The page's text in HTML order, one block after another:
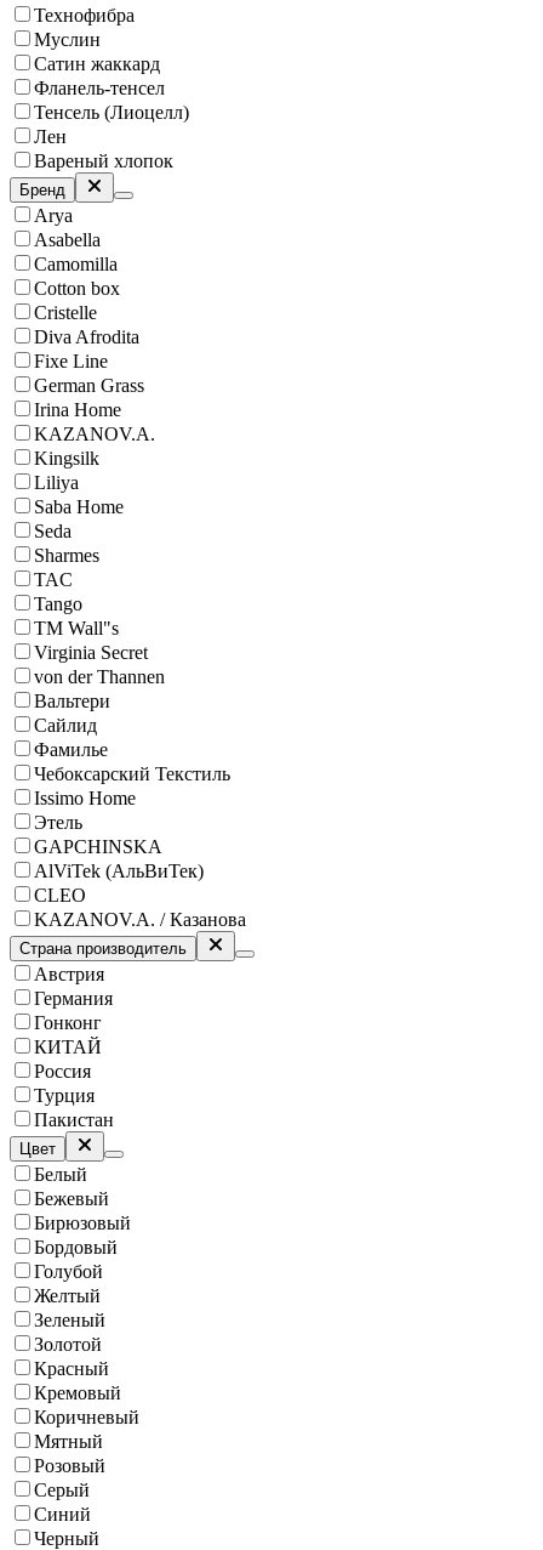
Технофибра
Муслин
Сатин жаккард
Фланель-тенсел
Тенсель (Лиоцелл)
Лен
Вареный хлопок
Бренд
Arya
Asabella
Camomilla
Cotton box
Cristelle
Diva Afrodita
Fixe Line
German Grass
Irina Home
KAZANOV.A.
Kingsilk
Liliya
Saba Home
Seda
Sharmes
TAC
Tango
ТМ Wall"s
Virginia Secret
von der Thannen
Вальтери
Сайлид
Фамилье
Чебоксарский Текстиль
Issimo Home
Этель
GAPCHINSKA
AlViTek (АльВиТек)
CLEO
KAZANOV.A. / Казанова
Страна производитель
Австрия
Германия
Гонконг
КИТАЙ
Россия
Турция
Пакистан
Цвет
Белый
Бежевый
Бирюзовый
Бордовый
Голубой
Желтый
Зеленый
Золотой
Красный
Кремовый
Коричневый
Мятный
Розовый
Серый
Синий
Черный